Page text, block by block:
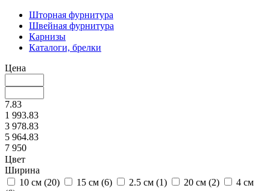
Шторная фурнитура
Швейная фурнитура
Карнизы
Каталоги, брелки
Цена
7.83
1 993.83
3 978.83
5 964.83
7 950
Цвет
Ширина
10 см (20) 15 см (6) 2.5 см (1) 20 см (2)
4 см